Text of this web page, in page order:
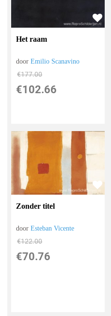
Het raam
doorEmilio Scanavino
€177.00
€102.66
Zonder titel
doorEsteban Vicente
€122.00
€70.76